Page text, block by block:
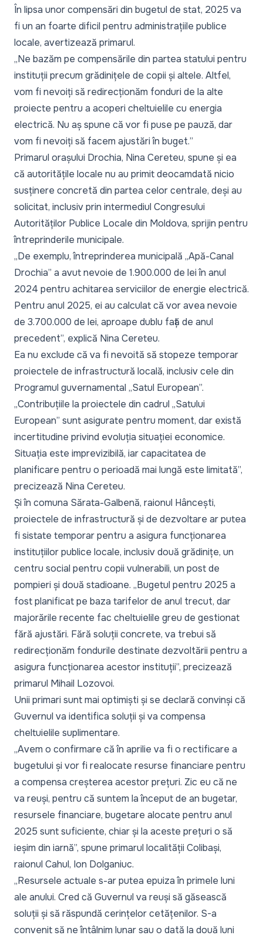
În lipsa unor compensări din bugetul de stat, 2025 va
fi un an foarte dificil pentru administrațiile publice
locale, avertizează primarul.
„Ne bazăm pe compensările din partea statului pentru
instituții precum grădinițele de copii și altele. Altfel,
vom fi nevoiți să redirecționăm fonduri de la alte
proiecte pentru a acoperi cheltuielile cu energia
electrică. Nu aș spune că vor fi puse pe pauză, dar
vom fi nevoiți să facem ajustări în buget.”
Primarul orașului Drochia, Nina Cereteu, spune și ea
că autoritățile locale nu au primit deocamdată nicio
susținere concretă din partea celor centrale, deși au
solicitat, inclusiv prin intermediul Congresului
Autorităților Publice Locale din Moldova, sprijin pentru
întreprinderile municipale.
„De exemplu, întreprinderea municipală „Apă-Canal
Drochia” a avut nevoie de 1.900.000 de lei în anul
2024 pentru achitarea serviciilor de energie electrică.
Pentru anul 2025, ei au calculat că vor avea nevoie
de 3.700.000 de lei, aproape dublu față de anul
precedent”, explică Nina Cereteu.
Ea nu exclude că va fi nevoită să stopeze temporar
proiectele de infrastructură locală, inclusiv cele din
Programul guvernamental „Satul European”.
„Contribuțiile la proiectele din cadrul „Satului
European” sunt asigurate pentru moment, dar există
incertitudine privind evoluția situației economice.
Situația este imprevizibilă, iar capacitatea de
planificare pentru o perioadă mai lungă este limitată”,
precizează Nina Cereteu.
Și în comuna Sărata-Galbenă, raionul Hâncești,
proiectele de infrastructură și de dezvoltare ar putea
fi sistate temporar pentru a asigura funcționarea
instituțiilor publice locale, inclusiv două grădinițe, un
centru social pentru copii vulnerabili, un post de
pompieri și două stadioane. „Bugetul pentru 2025 a
fost planificat pe baza tarifelor de anul trecut, dar
majorările recente fac cheltuielile greu de gestionat
fără ajustări. Fără soluții concrete, va trebui să
redirecționăm fondurile destinate dezvoltării pentru a
asigura funcționarea acestor instituții”, precizează
primarul Mihail Lozovoi.
Unii primari sunt mai optimiști și se declară convinși că
Guvernul va identifica soluții și va compensa
cheltuielile suplimentare.
„Avem o confirmare că în aprilie va fi o rectificare a
bugetului și vor fi realocate resurse financiare pentru
a compensa creșterea acestor prețuri. Zic eu că ne
va reuși, pentru că suntem la început de an bugetar,
resursele financiare, bugetare alocate pentru anul
2025 sunt suficiente, chiar și la aceste prețuri o să
ieșim din iarnă”, spune primarul localității Colibași,
raionul Cahul, Ion Dolganiuc.
„Resursele actuale s-ar putea epuiza în primele luni
ale anului. Cred că Guvernul va reuși să găsească
soluții și să răspundă cerințelor cetățenilor. S-a
convenit să ne întâlnim lunar sau o dată la două luni